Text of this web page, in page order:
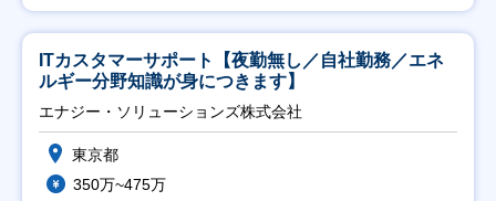
ITカスタマーサポート【夜勤無し／自社勤務／エネ
ルギー分野知識が身につきます】
エナジー・ソリューションズ株式会社
東京都
350万~475万